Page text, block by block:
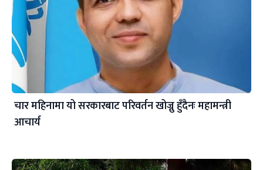
चार महिनामा यो सरकारबाट परिवर्तन खोज्नु हुँदैनः महामन्त्री
आचार्य